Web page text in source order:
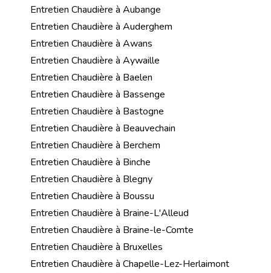
Entretien Chaudière à Aubange
Entretien Chaudière à Auderghem
Entretien Chaudière à Awans
Entretien Chaudière à Aywaille
Entretien Chaudière à Baelen
Entretien Chaudière à Bassenge
Entretien Chaudière à Bastogne
Entretien Chaudière à Beauvechain
Entretien Chaudière à Berchem
Entretien Chaudière à Binche
Entretien Chaudière à Blegny
Entretien Chaudière à Boussu
Entretien Chaudière à Braine-L'Alleud
Entretien Chaudière à Braine-le-Comte
Entretien Chaudière à Bruxelles
Entretien Chaudière à Chapelle-Lez-Herlaimont